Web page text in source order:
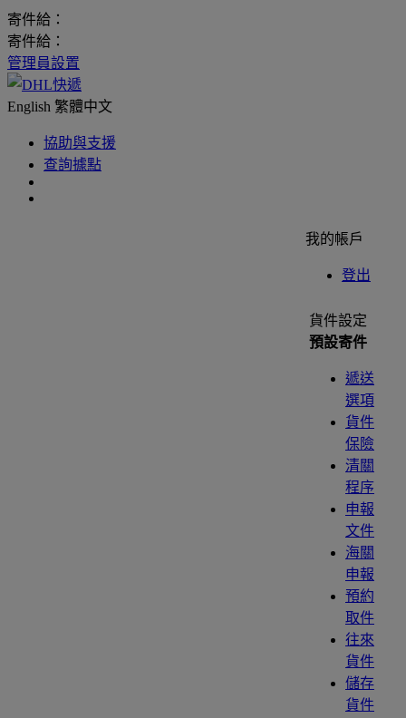
寄件給：
寄件給：
管理員設置
English 繁體中文
協助與支援
查詢據點
我的帳戶
登出
貨件設定
預設寄件
遞送
選項
貨件
保險
清關
程序
申報
文件
海關
申報
預約
取件
往來
貨件
儲存
貨件